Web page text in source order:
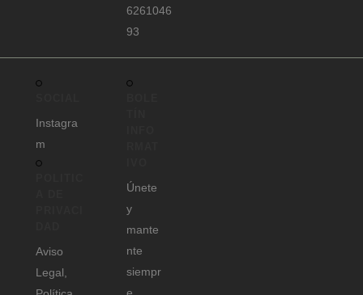
6261046
93
Instagra
m
Aviso
Legal,
Únete
y
mante
nte
siempr